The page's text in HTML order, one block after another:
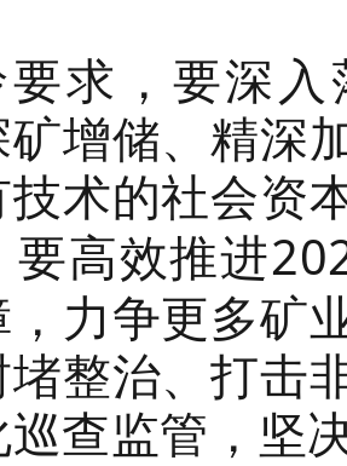
要求，要深入
矿增储、精深
技术的社会资
要高效推进
力争更多矿
整治、打击
查监管，坚